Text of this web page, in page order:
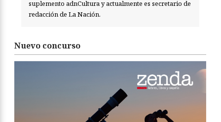
suplemento adnCultura y actualmente es secretario de
redacción de La Nación.
Nuevo concurso